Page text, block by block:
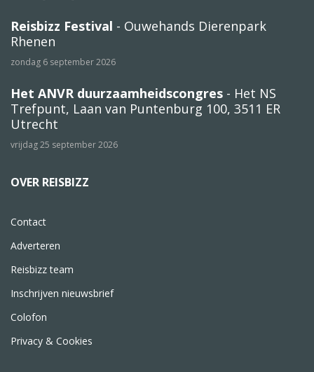
Reisbizz Festival - Ouwehands Dierenpark
Rhenen
zondag 6 september 2026
Het ANVR duurzaamheidscongres - Het NS
Trefpunt, Laan van Puntenburg 100, 3511 ER
Utrecht
vrijdag 25 september 2026
OVER REISBIZZ
Contact
Adverteren
Reisbizz team
Inschrijven nieuwsbrief
Colofon
Privacy & Cookies